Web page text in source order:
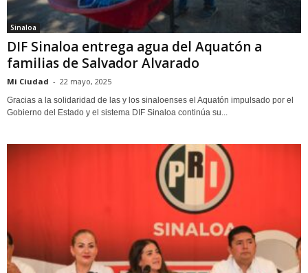
Sinaloa
DIF Sinaloa entrega agua del Aquatón a
familias de Salvador Alvarado
Mi Ciudad - 22 mayo, 2025
Gracias a la solidaridad de las y los sinaloenses el Aquatón impulsado por el
Gobierno del Estado y el sistema DIF Sinaloa continúa su...